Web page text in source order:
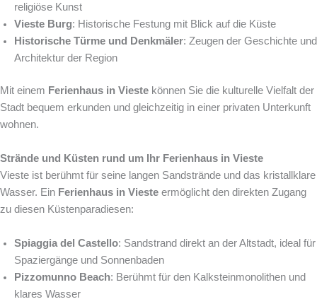
religiöse Kunst
Vieste Burg: Historische Festung mit Blick auf die Küste
Historische Türme und Denkmäler: Zeugen der Geschichte und
Architektur der Region
Mit einem Ferienhaus in Vieste können Sie die kulturelle Vielfalt der
Stadt bequem erkunden und gleichzeitig in einer privaten Unterkunft
wohnen.
Strände und Küsten rund um Ihr Ferienhaus in Vieste
Vieste ist berühmt für seine langen Sandstrände und das kristallklare
Wasser. Ein Ferienhaus in Vieste ermöglicht den direkten Zugang
zu diesen Küstenparadiesen:
Spiaggia del Castello: Sandstrand direkt an der Altstadt, ideal für
Spaziergänge und Sonnenbaden
Pizzomunno Beach: Berühmt für den Kalksteinmonolithen und
klares Wasser